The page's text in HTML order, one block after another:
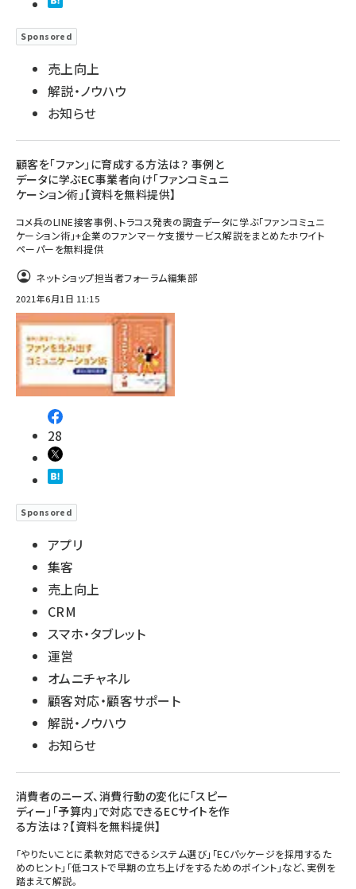
Sponsored
売上向上
解説・ノウハウ
お知らせ
顧客を「ファン」に育成する方法は？ 事例と
データに学ぶEC事業者向け「ファンコミュニ
ケーション術」【資料を無料提供】
コメ兵のLINE接客事例、トラコス発表の調査データに学ぶ「ファンコミュニ
ケーション術」+企業のファンマーケ支援サービス解説をまとめたホワイト
ペーパーを無料提供
ネットショップ担当者フォーラム編集部
2021年6月1日 11:15
28
Sponsored
アプリ
集客
売上向上
CRM
スマホ・タブレット
運営
オムニチャネル
顧客対応・顧客サポート
解説・ノウハウ
お知らせ
消費者のニーズ、消費行動の変化に「スピー
ディー」「予算内」で対応できるECサイトを作
る方法は？【資料を無料提供】
「やりたいことに柔軟対応できるシステム選び」「ECパッケージを採用するた
めのヒント」「低コストで早期の立ち上げをするためのポイント」など、実例を
踏まえて解説。